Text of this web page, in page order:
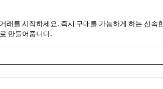
를 시작하세요. 즉시 구매를 가능하게 하는 신속
만들어줍니다.